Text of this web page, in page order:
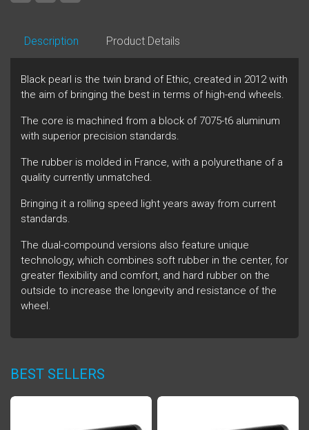
Description Product Details
Black pearl is the twin brand of Ethic, created in 2012 with
the aim of bringing the best in terms of high-end wheels.
The core is machined from a block of 7075-t6 aluminum
with superior precision standards.
The rubber is molded in France, with a polyurethane of a
quality currently unmatched.
Bringing it a rolling speed light years away from current
standards.
The dual-compound versions also feature unique
technology, which combines soft rubber in the center, for
greater flexibility and comfort, and hard rubber on the
outside to increase the longevity and resistance of the
wheel.
BEST SELLERS